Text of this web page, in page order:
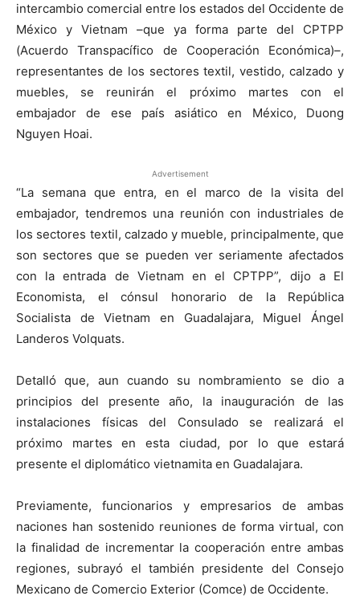
intercambio comercial entre los estados del Occidente de
México y Vietnam –que ya forma parte del CPTPP
(Acuerdo Transpacífico de Cooperación Económica)–,
representantes de los sectores textil, vestido, calzado y
muebles, se reunirán el próximo martes con el
embajador de ese país asiático en México, Duong
Nguyen Hoai.
Advertisement
“La semana que entra, en el marco de la visita del
embajador, tendremos una reunión con industriales de
los sectores textil, calzado y mueble, principalmente, que
son sectores que se pueden ver seriamente afectados
con la entrada de Vietnam en el CPTPP”, dijo a El
Economista, el cónsul honorario de la República
Socialista de Vietnam en Guadalajara, Miguel Ángel
Landeros Volquats.
Detalló que, aun cuando su nombramiento se dio a
principios del presente año, la inauguración de las
instalaciones físicas del Consulado se realizará el
próximo martes en esta ciudad, por lo que estará
presente el diplomático vietnamita en Guadalajara.
Previamente, funcionarios y empresarios de ambas
naciones han sostenido reuniones de forma virtual, con
la finalidad de incrementar la cooperación entre ambas
regiones, subrayó el también presidente del Consejo
Mexicano de Comercio Exterior (Comce) de Occidente.